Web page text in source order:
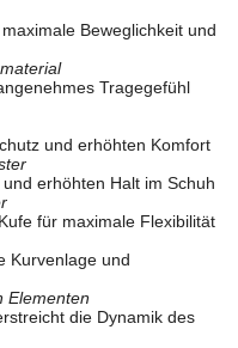
Beweglichkeit und
Tragegefühl
und erhöhten Komfort
erhöhten Halt im Schuh
für maximale Flexibilität
Kurvenlage und
Elementen
die Dynamik des